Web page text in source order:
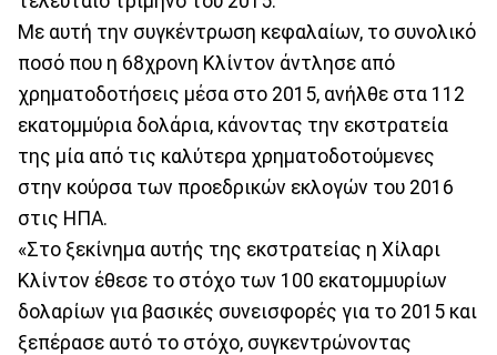
Με αυτή την συγκέντρωση κεφαλαίων, το συνολικό
ποσό που η 68χρονη Κλίντον άντλησε από
χρηματοδοτήσεις μέσα στο 2015, ανήλθε στα 112
εκατομμύρια δολάρια, κάνοντας την εκστρατεία
της μία από τις καλύτερα χρηματοδοτούμενες
στην κούρσα των προεδρικών εκλογών του 2016
στις ΗΠΑ.
«Στο ξεκίνημα αυτής της εκστρατείας η Χίλαρι
Κλίντον έθεσε το στόχο των 100 εκατομμυρίων
δολαρίων για βασικές συνεισφορές για το 2015 και
ξεπέρασε αυτό το στόχο, συγκεντρώνοντας